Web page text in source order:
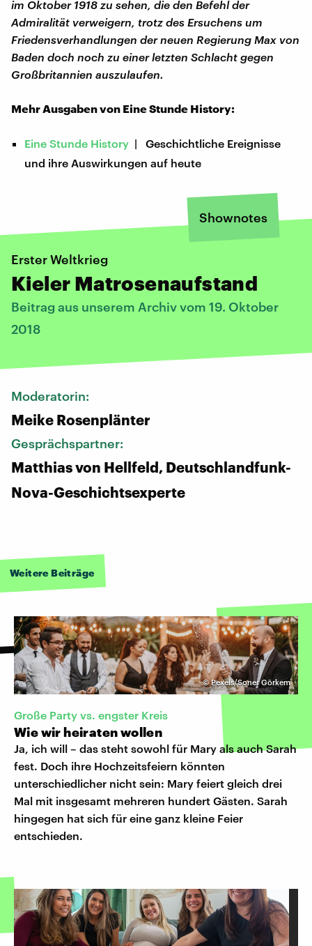
im Oktober 1918 zu sehen, die den Befehl der
Admiralität verweigern, trotz des Ersuchens um
Friedensverhandlungen der neuen Regierung Max von
Baden doch noch zu einer letzten Schlacht gegen
Großbritannien auszulaufen.
Mehr Ausgaben von Eine Stunde History:
Eine Stunde History | Geschichtliche Ereignisse
und ihre Auswirkungen auf heute
Shownotes
Erster Weltkrieg
Kieler Matrosenaufstand
Beitrag aus unserem Archiv vom 19. Oktober
2018
Moderatorin:
Meike Rosenplänter
Gesprächspartner:
Matthias von Hellfeld, Deutschlandfunk-
Nova-Geschichtsexperte
Weitere Beiträge
©Pexels/Soner Görkem
Große Party vs. engster Kreis
Wie wir heiraten wollen
Ja, ich will – das steht sowohl für Mary als auch Sarah
fest. Doch ihre Hochzeitsfeiern könnten
unterschiedlicher nicht sein: Mary feiert gleich drei
Mal mit insgesamt mehreren hundert Gästen. Sarah
hingegen hat sich für eine ganz kleine Feier
entschieden.